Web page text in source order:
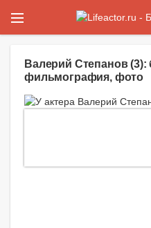
Валерий Степанов
фильмография, фото